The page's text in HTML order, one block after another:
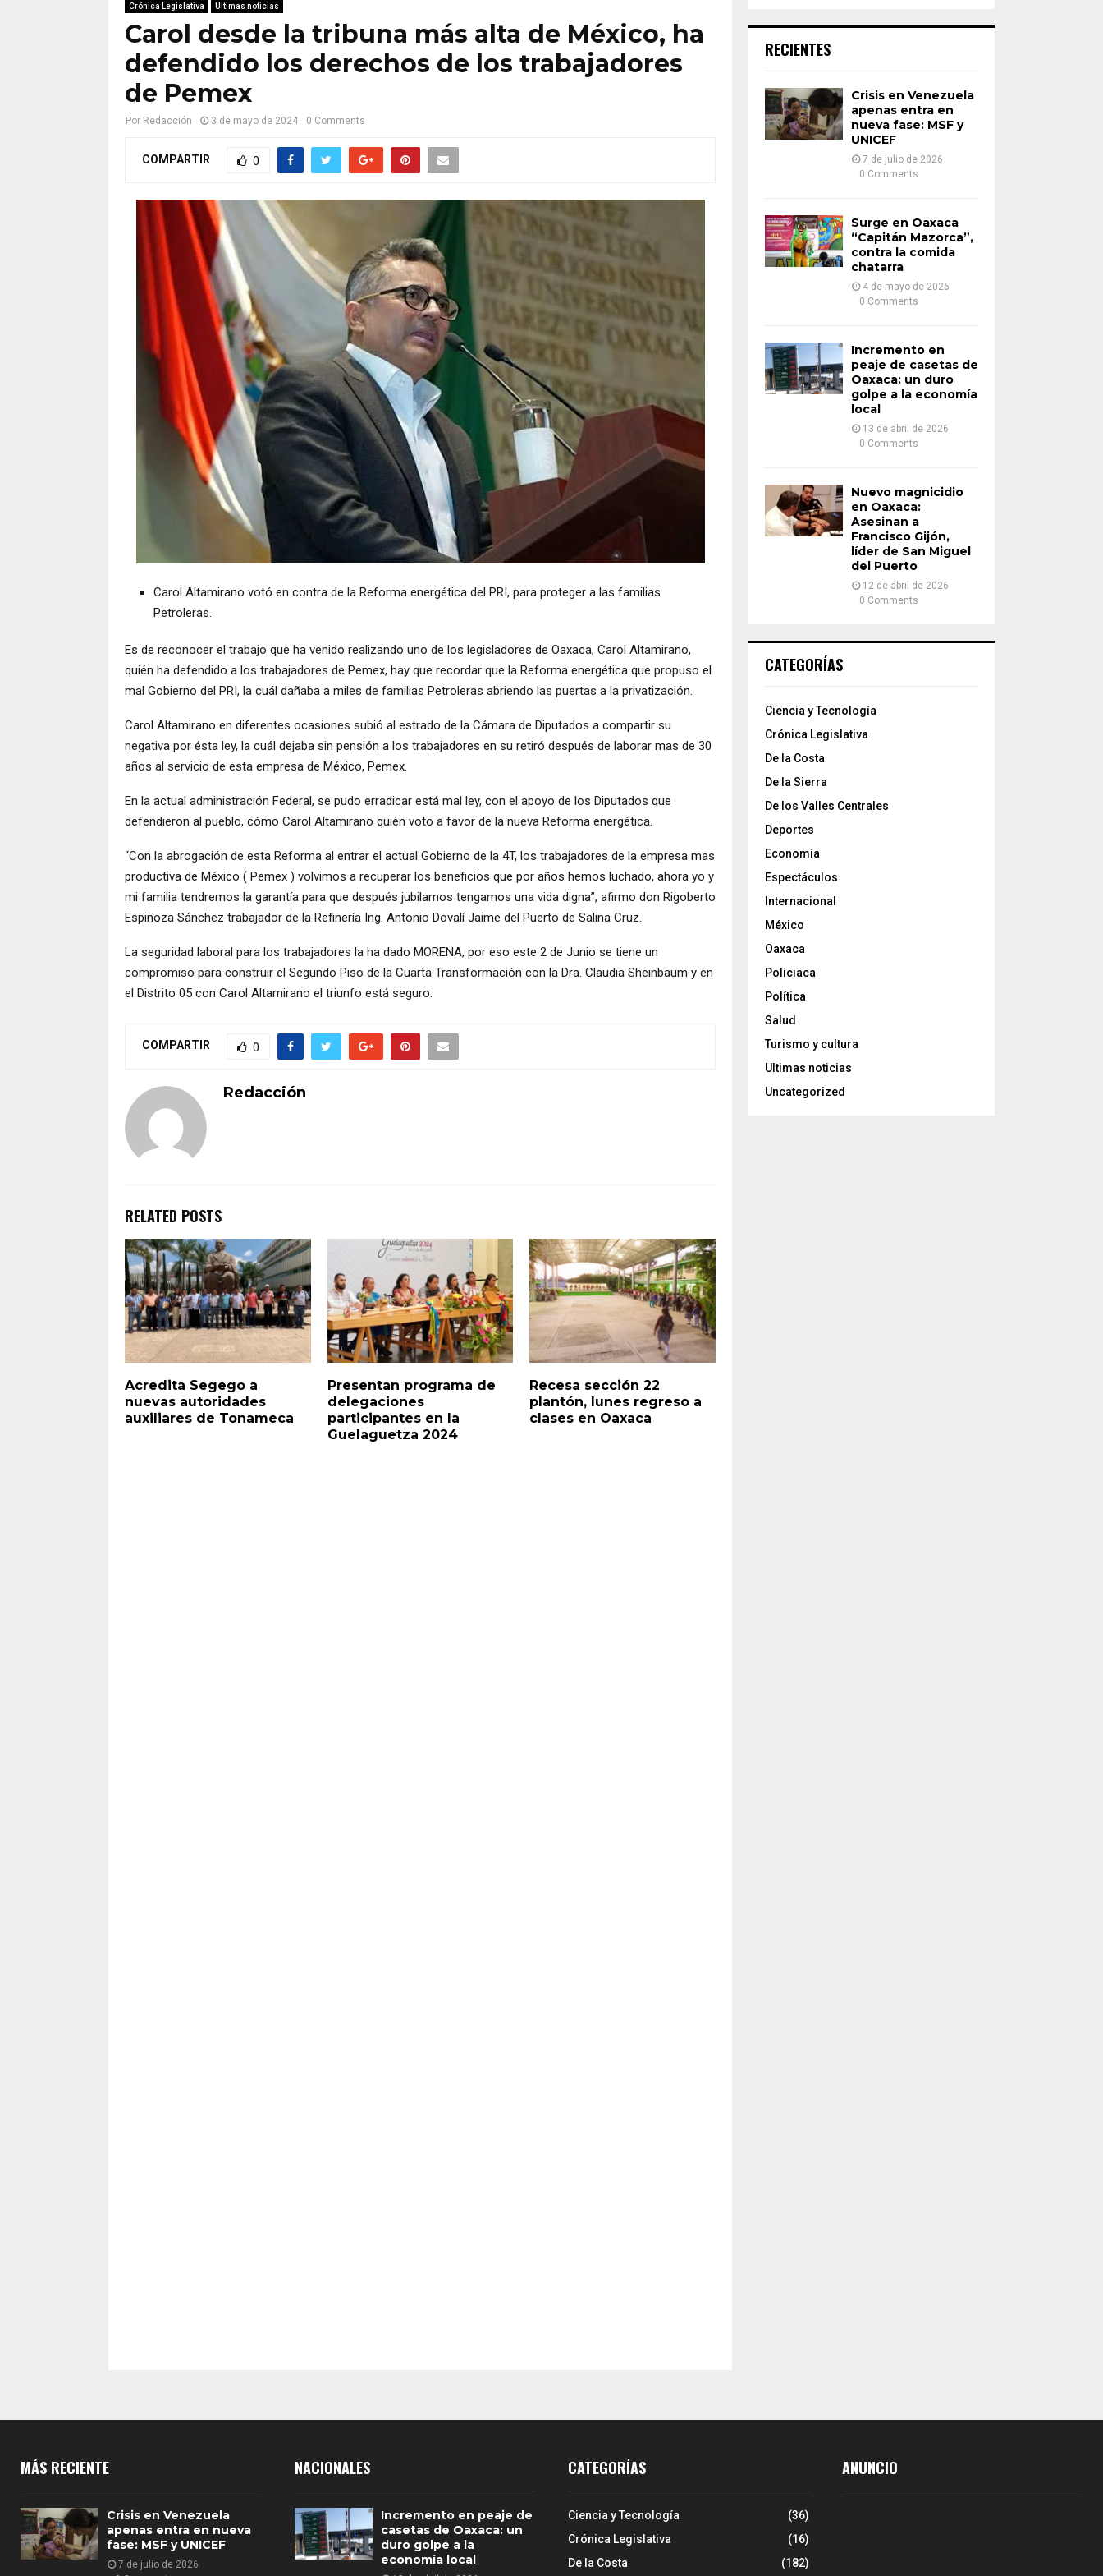
Crónica Legislativa Ultimas noticias
Carol desde la tribuna más alta de México, ha
defendido los derechos de los trabajadores
de Pemex
Por Redacción 3 de mayo de 2024 0 Comments
COMPARTIR 0
Carol Altamirano votó en contra de la Reforma energética del PRI, para proteger a las familias
Petroleras.
Es de reconocer el trabajo que ha venido realizando uno de los legisladores de Oaxaca, Carol Altamirano,
quién ha defendido a los trabajadores de Pemex, hay que recordar que la Reforma energética que propuso el
mal Gobierno del PRI, la cuál dañaba a miles de familias Petroleras abriendo las puertas a la privatización.
Carol Altamirano en diferentes ocasiones subió al estrado de la Cámara de Diputados a compartir su
negativa por ésta ley, la cuál dejaba sin pensión a los trabajadores en su retiró después de laborar mas de 30
años al servicio de esta empresa de México, Pemex.
En la actual administración Federal, se pudo erradicar está mal ley, con el apoyo de los Diputados que
defendieron al pueblo, cómo Carol Altamirano quién voto a favor de la nueva Reforma energética.
“Con la abrogación de esta Reforma al entrar el actual Gobierno de la 4T, los trabajadores de la empresa mas
productiva de México ( Pemex ) volvimos a recuperar los beneficios que por años hemos luchado, ahora yo y
mi familia tendremos la garantía para que después jubilarnos tengamos una vida digna”, afirmo don Rigoberto
Espinoza Sánchez trabajador de la Refinería Ing. Antonio Dovalí Jaime del Puerto de Salina Cruz.
La seguridad laboral para los trabajadores la ha dado MORENA, por eso este 2 de Junio se tiene un
compromiso para construir el Segundo Piso de la Cuarta Transformación con la Dra. Claudia Sheinbaum y en
el Distrito 05 con Carol Altamirano el triunfo está seguro.
COMPARTIR 0
Redacción
RELATED POSTS
Acredita Segego a
nuevas autoridades
auxiliares de Tonameca
Presentan programa de
delegaciones
participantes en la
Guelaguetza 2024
Recesa sección 22
plantón, lunes regreso a
clases en Oaxaca
h
o
:
RECIENTES
Crisis en Venezuela
apenas entra en
nueva fase: MSF y
UNICEF
7 de julio de 2026
0 Comments
Surge en Oaxaca
“Capitán Mazorca”,
contra la comida
chatarra
4 de mayo de 2026
0 Comments
Incremento en
peaje de casetas de
Oaxaca: un duro
golpe a la economía
local
13 de abril de 2026
0 Comments
Nuevo magnicidio
en Oaxaca:
Asesinan a
Francisco Gijón,
líder de San Miguel
del Puerto
12 de abril de 2026
0 Comments
CATEGORÍAS
Ciencia y Tecnología
Crónica Legislativa
De la Costa
De la Sierra
De los Valles Centrales
Deportes
Economía
Espectáculos
Internacional
México
Oaxaca
Policiaca
Política
Salud
Turismo y cultura
Ultimas noticias
Uncategorized
MÁS RECIENTE
Crisis en Venezuela
apenas entra en nueva
fase: MSF y UNICEF
7 de julio de 2026
NACIONALES
Incremento en peaje de
casetas de Oaxaca: un
duro golpe a la
economía local
CATEGORÍAS
Ciencia y Tecnología
(36)
Crónica Legislativa
(16)
De la Costa
(182)
ANUNCIO